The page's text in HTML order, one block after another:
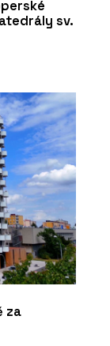
sv.
za